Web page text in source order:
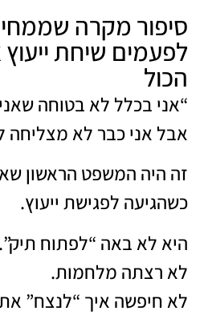
סיפור מקרה
לפעמים שיחת
הכול
“אני בכלל לא בטוחה
אבל אני כבר לא מצליחה
כשהגיעה לפגישת ייעוץ.
היא לא באה “לפתוח תיק”.
לא רצתה מלחמות.
לא חיפשה איך “לנצח”